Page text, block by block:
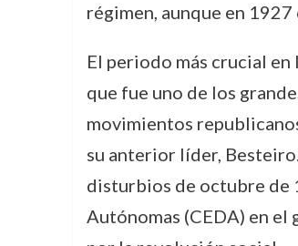
régimen, aunque en
El periodo más crucial
que fue uno de los
movimientos
su anterior líder,
disturbios de octubre de
Autónomas (CEDA) en